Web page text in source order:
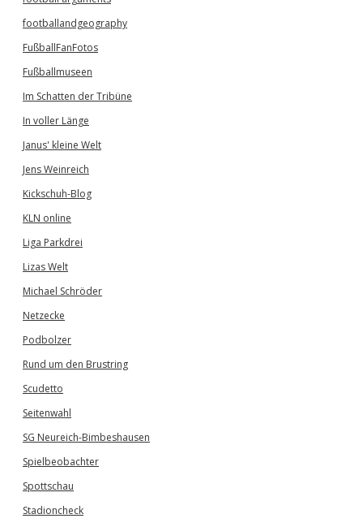
footballandgeography
FußballFanFotos
Fußballmuseen
Im Schatten der Tribüne
In voller Länge
Janus' kleine Welt
Jens Weinreich
Kickschuh-Blog
KLN online
Liga Parkdrei
Lizas Welt
Michael Schröder
Netzecke
Podbolzer
Rund um den Brustring
Scudetto
Seitenwahl
SG Neureich-Bimbeshausen
Spielbeobachter
Spottschau
Stadioncheck